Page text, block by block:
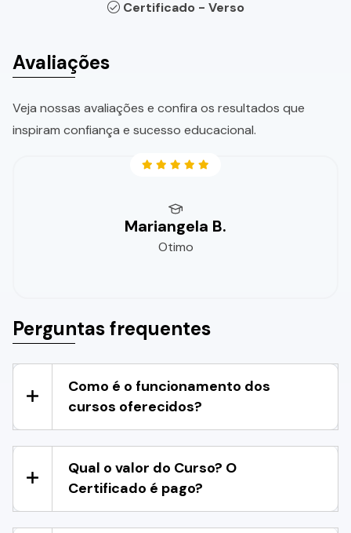
Certificado - Verso
Avaliações
Veja nossas avaliações e confira os resultados que
inspiram confiança e sucesso educacional.
Mariangela B.
Otimo
Perguntas frequentes
Como é o funcionamento dos
cursos oferecidos?
Qual o valor do Curso? O
Certificado é pago?